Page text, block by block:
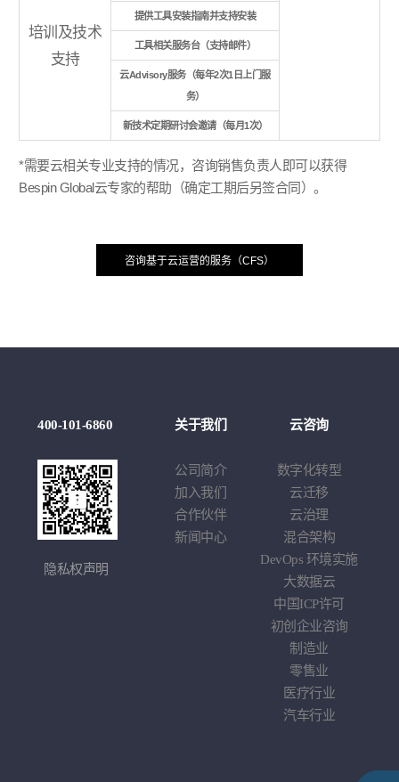
培训及技术
支持
提供工具安装指南并支持安装
工具相关服务台（支持邮件）
云Advisory服务（每年2次1日上门服
务）
新技术定期研讨会邀请（每月1次）
*需要云相关专业支持的情况，咨询销售负责人即可以获得
Bespin Global云专家的帮助（确定工期后另签合同）。
咨询基于云运营的服务（CFS）
400-101-6860
隐私权声明
关于我们
公司简介
加入我们
合作伙伴
新闻中心
云咨询
数字化转型
云迁移
云治理
混合架构
DevOps 环境实施
大数据云
中国ICP许可
初创企业咨询
制造业
零售业
医疗行业
汽车行业